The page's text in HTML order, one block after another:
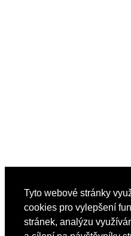
Tyto webové stránky
cookies pro vylepšení
stránek, analýzu